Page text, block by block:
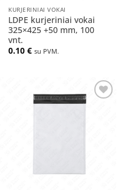
KURJERINIAI VOKAI
LDPE kurjeriniai vokai
325×425 +50 mm, 100
vnt.
0.10€ su PVM.